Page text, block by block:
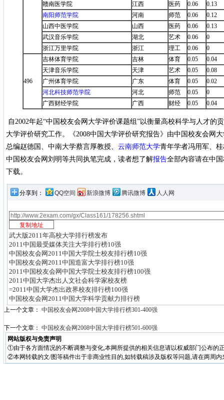
赣南医学院
江西 医药 0.06
0.13
南阳师范学院
河南 师范 0.06
0.12
山西中医学院
山西 医药 0.06
0.13
武汉音乐学院
湖北 艺术 0.06
0
浙江万里学院
浙江 理工 0.06 0
496
吉林体育学院 吉林 体育 0.05
0.04
天津音乐学院
天津 艺术 0.05
0.08
广州体育学院
广东 体育 0.05
0.02
河北科技师范学院
河北 师范 0.05
0
广西财经学院
广西 财经 0.05 0.04
自2002年起“中国校友会网大学评价课题组”以衡量高校科学与人才的
大学评价研究工作。《2008中国大学评价研究报告》由中国校友会网
总编赵德国、中南大学蔡言厚教授、 云南师范大学青年学者冯用军、
中国校友会网刘明等共同执笔完成，读者想了解报告全部内容请在中
下载。
分享到： QQ空间 新浪微博 腾讯微博 人人网
武大版2011年高校大学排行榜发布
2011中国最受媒体关注大学排行榜10强
中国校友会网2011中国大学院士校友排行榜10强
中国校友会网2011中国造富大学排行榜10强
2011中国校友会网中国大学院士校友排行榜100强
2011中国大学杰出人文社会科学家校友榜
=2011中国大学杰出政界校友排行榜100强
中国校友会网2011中国大学科学贡献力排行榜
上一个文章： 中国校友会网2008中国大学排行榜301-400强
下一个文章： 中国校友会网2008中国大学排行榜501-600强
网站版权与免责声明
①由于各方面情况的不断调整与变化,本网所提供的相关信息请以权威部门公布的
②本网转载的文/图等稿件出于非商业性目的,如转载稿涉及版权等问题,请在两周内